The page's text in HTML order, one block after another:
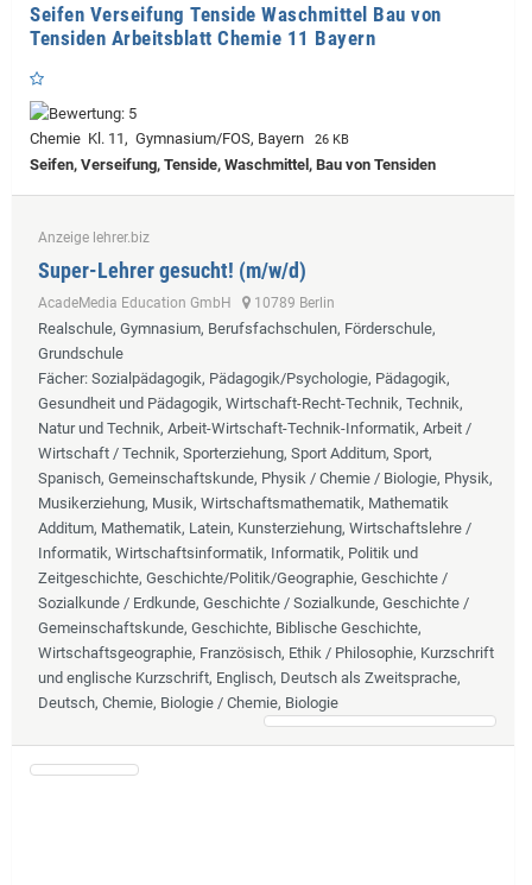
Seifen Verseifung Tenside Waschmittel Bau von
Tensiden Arbeitsblatt Chemie 11 Bayern
Chemie Kl. 11, Gymnasium/FOS, Bayern 26 KB
Seifen, Verseifung, Tenside, Waschmittel, Bau von Tensiden
Anzeige lehrer.biz
Super-Lehrer gesucht! (m/w/d)
AcadeMedia Education GmbH 10789 Berlin
Realschule, Gymnasium, Berufsfachschulen, Förderschule,
Grundschule
Fächer: Sozialpädagogik, Pädagogik/Psychologie, Pädagogik,
Gesundheit und Pädagogik, Wirtschaft-Recht-Technik, Technik,
Natur und Technik, Arbeit-Wirtschaft-Technik-Informatik, Arbeit /
Wirtschaft / Technik, Sporterziehung, Sport Additum, Sport,
Spanisch, Gemeinschaftskunde, Physik / Chemie / Biologie, Physik,
Musikerziehung, Musik, Wirtschaftsmathematik, Mathematik
Additum, Mathematik, Latein, Kunsterziehung, Wirtschaftslehre /
Informatik, Wirtschaftsinformatik, Informatik, Politik und
Zeitgeschichte, Geschichte/Politik/Geographie, Geschichte /
Sozialkunde / Erdkunde, Geschichte / Sozialkunde, Geschichte /
Gemeinschaftskunde, Geschichte, Biblische Geschichte,
Wirtschaftsgeographie, Französisch, Ethik / Philosophie, Kurzschrift
und englische Kurzschrift, Englisch, Deutsch als Zweitsprache,
Deutsch, Chemie, Biologie / Chemie, Biologie